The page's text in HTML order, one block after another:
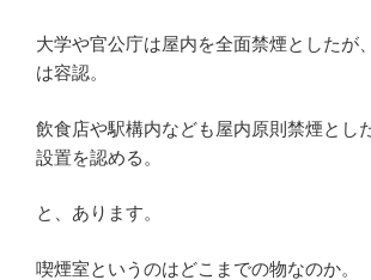
大学や官公庁は屋内を全面禁煙としたが
は容認。
飲食店や駅構内なども屋内原則禁煙とし
設置を認める。
と、あります。
喫煙室というのはどこまでの物なのか。